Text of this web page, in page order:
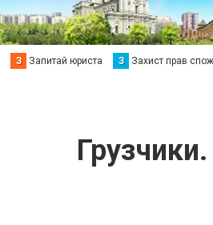
З Запитай юриста З Захист прав